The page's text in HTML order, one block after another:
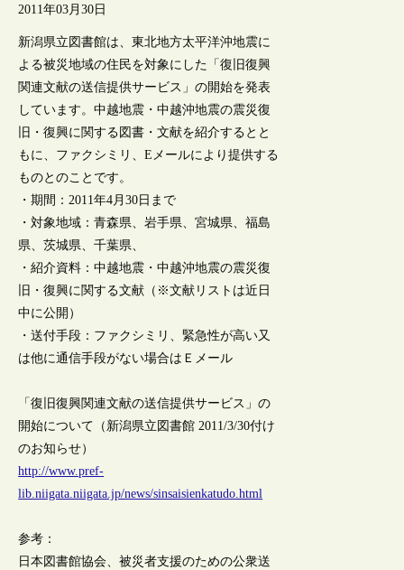
2011年03月30日
新潟県立図書館は、東北地方太平洋沖地震に
よる被災地域の住民を対象にした「復旧復興
関連文献の送信提供サービス」の開始を発表
しています。中越地震・中越沖地震の震災復
旧・復興に関する図書・文献を紹介するとと
もに、ファクシミリ、Eメールにより提供する
ものとのことです。
・期間：2011年4月30日まで
・対象地域：青森県、岩手県、宮城県、福島
県、茨城県、千葉県、
・紹介資料：中越地震・中越沖地震の震災復
旧・復興に関する文献（※文献リストは近日
中に公開）
・送付手段：ファクシミリ、緊急性が高い又
は他に通信手段がない場合はＥメール
「復旧復興関連文献の送信提供サービス」の
開始について（新潟県立図書館 2011/3/30付け
のお知らせ）
http://www.pref-
lib.niigata.niigata.jp/news/sinsaisienkatudo.html
参考：
日本図書館協会、被災者支援のための公衆送